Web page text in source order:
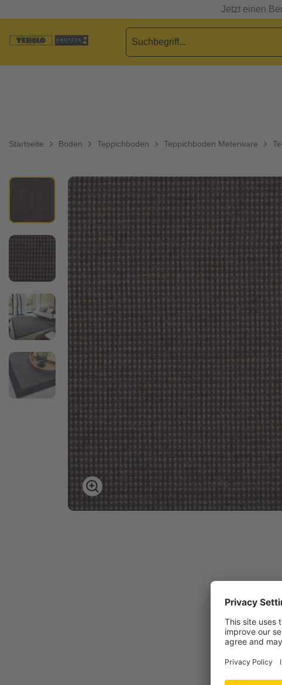
Jetzt einen
Startseite Boden Teppichboden Teppichboden Meterware